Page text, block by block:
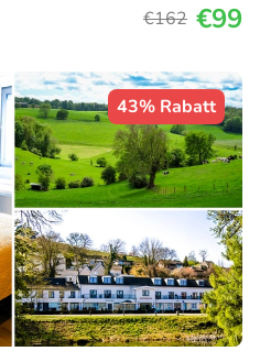
€162 €99
43% Rabatt